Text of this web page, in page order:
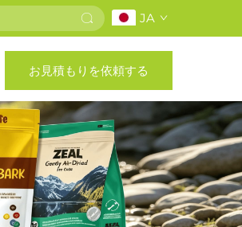
JA
お見積もりを依頼する